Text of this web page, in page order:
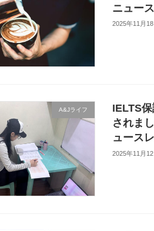
ニュー
2025年11月18
A&Jライフ
IELTS
されま
ュース
2025年11月12